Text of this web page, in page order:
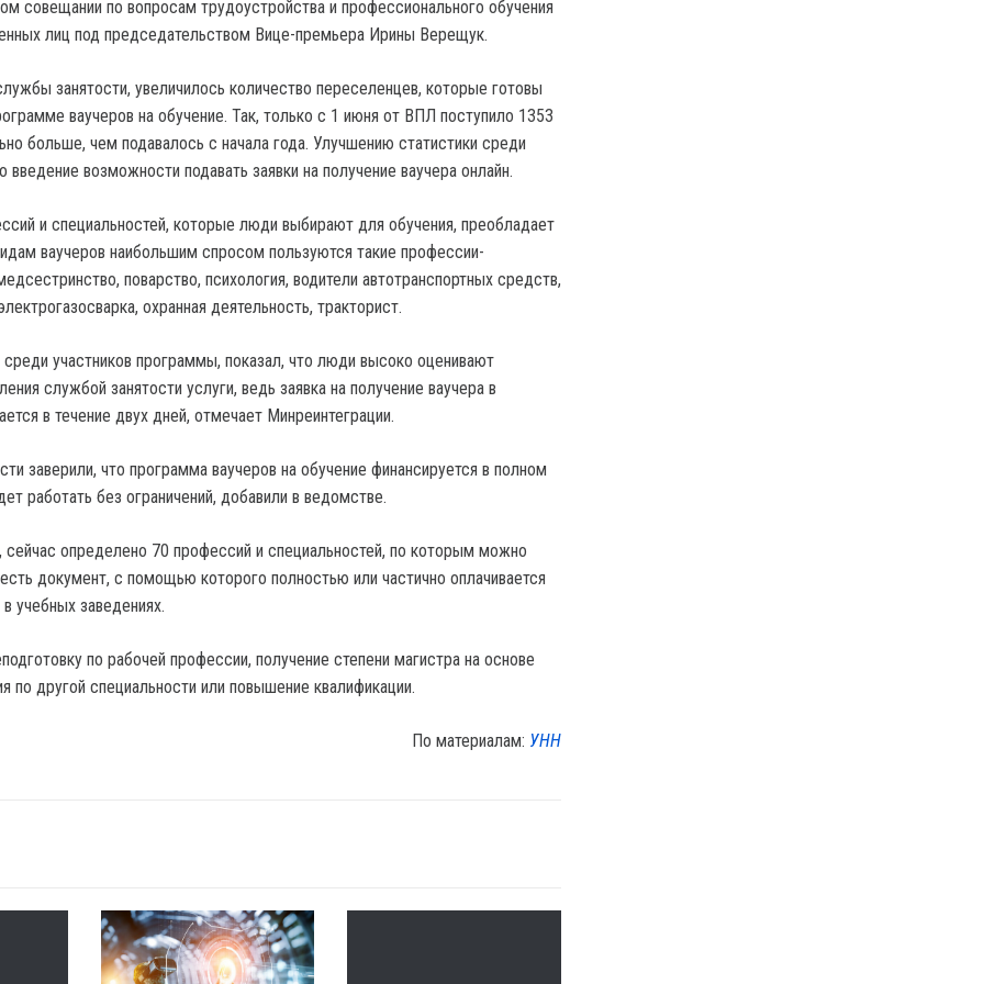
совещании по вопросам трудоустройства и профессионального обучения
лиц под председательством Вице-премьера Ирины Верещук.
занятости, увеличилось количество переселенцев, которые готовы
ваучеров на обучение. Так, только с 1 июня от ВПЛ поступило 1353
больше, чем подавалось с начала года. Улучшению статистики среди
возможности подавать заявки на получение ваучера онлайн.
и специальностей, которые люди выбирают для обучения, преобладает
ваучеров наибольшим спросом пользуются такие профессии-
поварство, психология, водители автотранспортных средств,
охранная деятельность, тракторист.
участников программы, показал, что люди высоко оценивают
службой занятости услуги, ведь заявка на получение ваучера в
в течение двух дней, отмечает Минреинтеграции.
заверили, что программа ваучеров на обучение финансируется в полном
работать без ограничений, добавили в ведомстве.
определено 70 профессий и специальностей, по которым можно
документ, с помощью которого полностью или частично оплачивается
учебных заведениях.
по рабочей профессии, получение степени магистра на основе
по другой специальности или повышение квалификации.
По материалам: УНН